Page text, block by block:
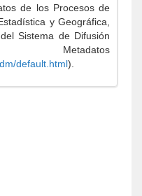
de los Procesos de
y Geográfica,
Sistema de Difusión
default.html).